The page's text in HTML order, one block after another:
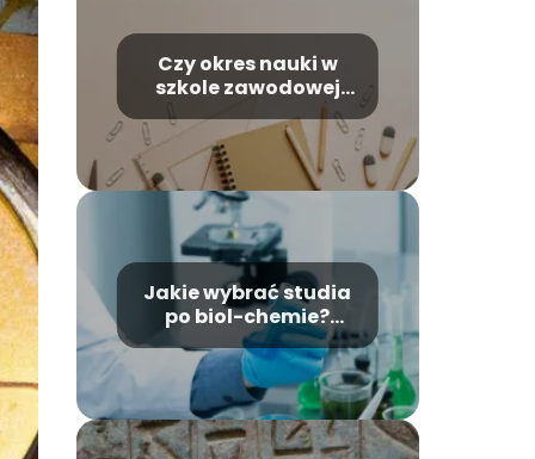
Czy okres nauki w
szkole zawodowej
ma wpływ na przyszłą
emeryturę?
Jakie wybrać studia
po biol-chemie?
Sprawdź możliwości